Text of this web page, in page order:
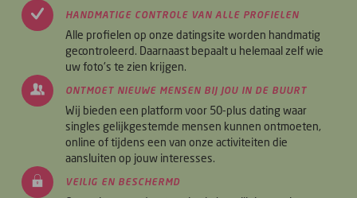
HANDMATIGE CONTROLE VAN ALLE PROFIELEN
Alle profielen op onze datingsite worden handmatig
gecontroleerd. Daarnaast bepaalt u helemaal zelf wie
uw foto's te zien krijgen.
ONTMOET NIEUWE MENSEN BIJ JOU IN DE BUURT
Wij bieden een platform voor 50-plus dating waar
singles gelijkgestemde mensen kunnen ontmoeten,
online of tijdens een van onze activiteiten die
aansluiten op jouw interesses.
VEILIG EN BESCHERMD